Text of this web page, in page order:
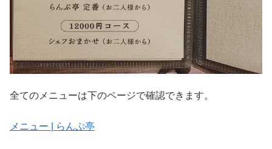
全てのメニューは下のページで確認できます。
メニュー | らんぷ亭